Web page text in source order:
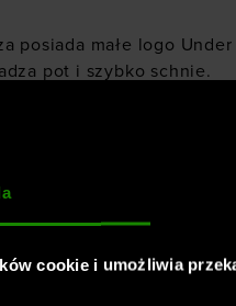
cookie i umożliwia
posiada małe logo Under
pot i szybko schnie.
bez
-